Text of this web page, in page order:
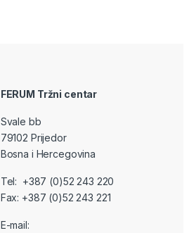
FERUM Tržni centar
Svale bb
79102 Prijedor
Bosna i Hercegovina
Tel: +387 (0)52 243 220
Fax: +387 (0)52 243 221
E-mail: